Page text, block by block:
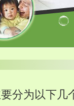
分为以下几